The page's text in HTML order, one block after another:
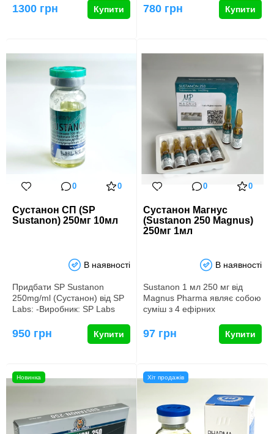
представлений у в…
1300 грн Купити
дією. Виробл…
780 грн Купити
0 0
Сустанон СП (SP
Sustanon) 250мг 10мл
В наявності
Придбати SP Sustanon
250mg/ml (Сустанон) від SP
Labs: -Виробник: SP Labs
950 грн Купити
0 0
Сустанон Магнус
(Sustanon 250 Magnus)
250мг 1мл
В наявності
Sustanon 1 мл 250 мг від
Magnus Pharma являє собою
суміш з 4 ефірних
заб…
97 грн Купити
Новинка Хіт продажів